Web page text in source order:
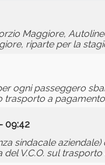
Maggiore,
riparte per la
ogni passeggero
trasporto a
09:42
sindacale
V.C.O. sul trasporto